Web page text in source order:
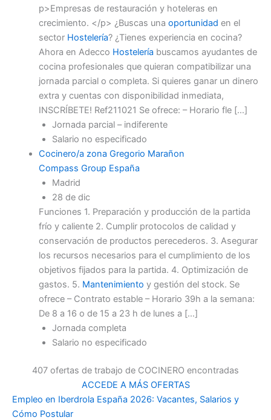
p>Empresas de restauración y hoteleras en
crecimiento. </p> ¿Buscas una oportunidad en el
sector Hostelería? ¿Tienes experiencia en cocina?
Ahora en Adecco Hostelería buscamos ayudantes de
cocina profesionales que quieran compatibilizar una
jornada parcial o completa. Si quieres ganar un dinero
extra y cuentas con disponibilidad inmediata,
INSCRÍBETE! Ref211021 Se ofrece: – Horario fle […]
Jornada parcial – indiferente
Salario no especificado
Cocinero/a zona Gregorio Marañon
Compass Group España
Madrid
28 de dic
Funciones 1. Preparación y producción de la partida
frío y caliente 2. Cumplir protocolos de calidad y
conservación de productos perecederos. 3. Asegurar
los recursos necesarios para el cumplimiento de los
objetivos fijados para la partida. 4. Optimización de
gastos. 5. Mantenimiento y gestión del stock. Se
ofrece – Contrato estable – Horario 39h a la semana:
De 8 a 16 o de 15 a 23 h de lunes a […]
Jornada completa
Salario no especificado
407 ofertas de trabajo de COCINERO encontradas
ACCEDE A MÁS OFERTAS
Empleo en Iberdrola España 2026: Vacantes, Salarios y
Cómo Postular